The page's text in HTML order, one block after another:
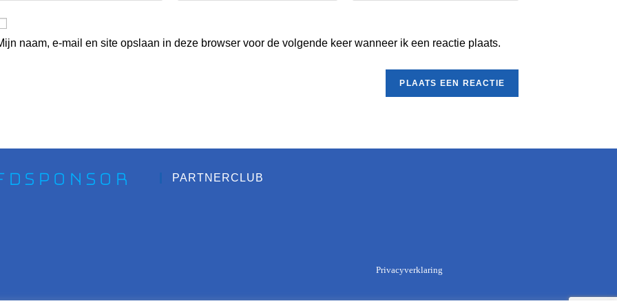
naam, e-mail en site opslaan in deze browser voor de volgende keer wanneer ik een reactie plaats.
PARTNERCLUB
Privacyverklaring